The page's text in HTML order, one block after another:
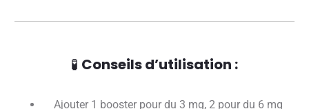
🧪 Conseils d’utilisation :
Ajouter 1 booster pour du 3 mg, 2 pour du 6 mg